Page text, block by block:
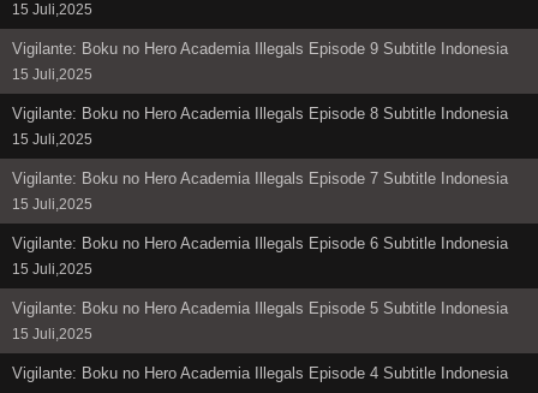
15 Juli,2025
Vigilante: Boku no Hero Academia Illegals Episode 9 Subtitle Indonesia
15 Juli,2025
Vigilante: Boku no Hero Academia Illegals Episode 8 Subtitle Indonesia
15 Juli,2025
Vigilante: Boku no Hero Academia Illegals Episode 7 Subtitle Indonesia
15 Juli,2025
Vigilante: Boku no Hero Academia Illegals Episode 6 Subtitle Indonesia
15 Juli,2025
Vigilante: Boku no Hero Academia Illegals Episode 5 Subtitle Indonesia
15 Juli,2025
Vigilante: Boku no Hero Academia Illegals Episode 4 Subtitle Indonesia